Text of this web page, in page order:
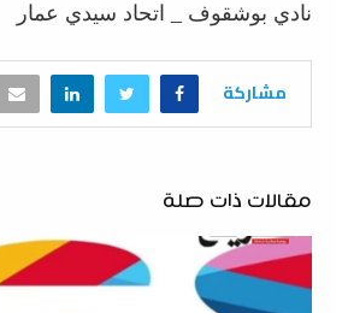
نادي بوشقوف _ اتحاد سيدي عمار
مشاركة
مقالات ذات صلة